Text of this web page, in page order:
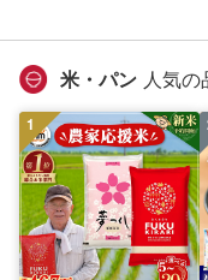
グ
米・パン 人気の
1